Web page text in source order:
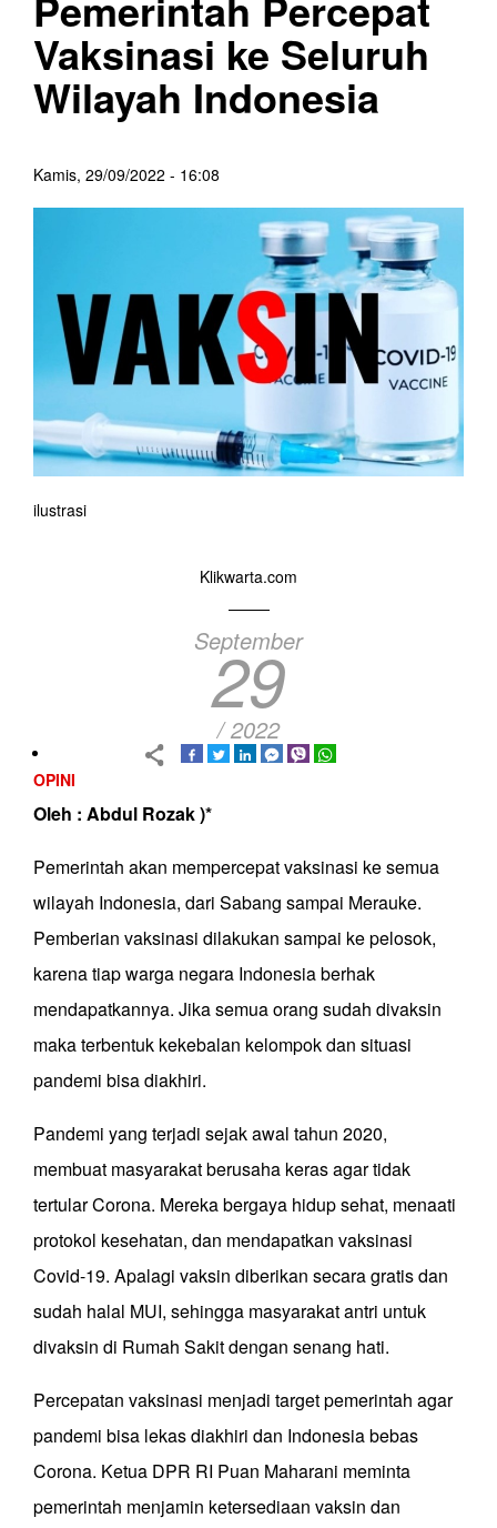
Vaksinasi ke Seluruh
Wilayah Indonesia
Kamis, 29/09/2022 - 16:08
ilustrasi
Klikwarta.com
September
29
/ 2022
OPINI
Oleh : Abdul Rozak )*
Pemerintah akan mempercepat vaksinasi ke semua
wilayah Indonesia, dari Sabang sampai Merauke.
Pemberian vaksinasi dilakukan sampai ke pelosok,
karena tiap warga negara Indonesia berhak
mendapatkannya. Jika semua orang sudah divaksin
maka terbentuk kekebalan kelompok dan situasi
pandemi bisa diakhiri.
Pandemi yang terjadi sejak awal tahun 2020,
membuat masyarakat berusaha keras agar tidak
tertular Corona. Mereka bergaya hidup sehat, menaati
protokol kesehatan, dan mendapatkan vaksinasi
Covid-19. Apalagi vaksin diberikan secara gratis dan
sudah halal MUI, sehingga masyarakat antri untuk
divaksin di Rumah Sakit dengan senang hati.
Percepatan vaksinasi menjadi target pemerintah agar
pandemi bisa lekas diakhiri dan Indonesia bebas
Corona. Ketua DPR RI Puan Maharani meminta
pemerintah menjamin ketersediaan vaksin dan